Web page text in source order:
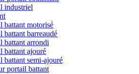
industriel
battant motorisé
battant barreaudé
battant arrondi
battant ajouré
battant semi-ajouré
portail battant